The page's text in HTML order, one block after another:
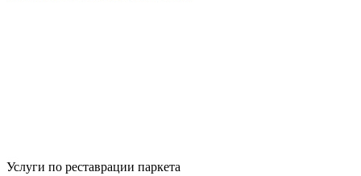
Услуги по реставрации паркета